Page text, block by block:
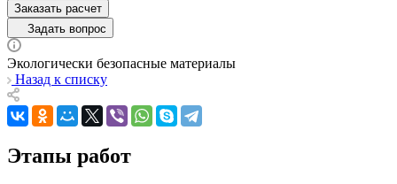
Заказать расчет
Задать вопрос
Экологически безопасные материалы
Назад к списку
Этапы работ